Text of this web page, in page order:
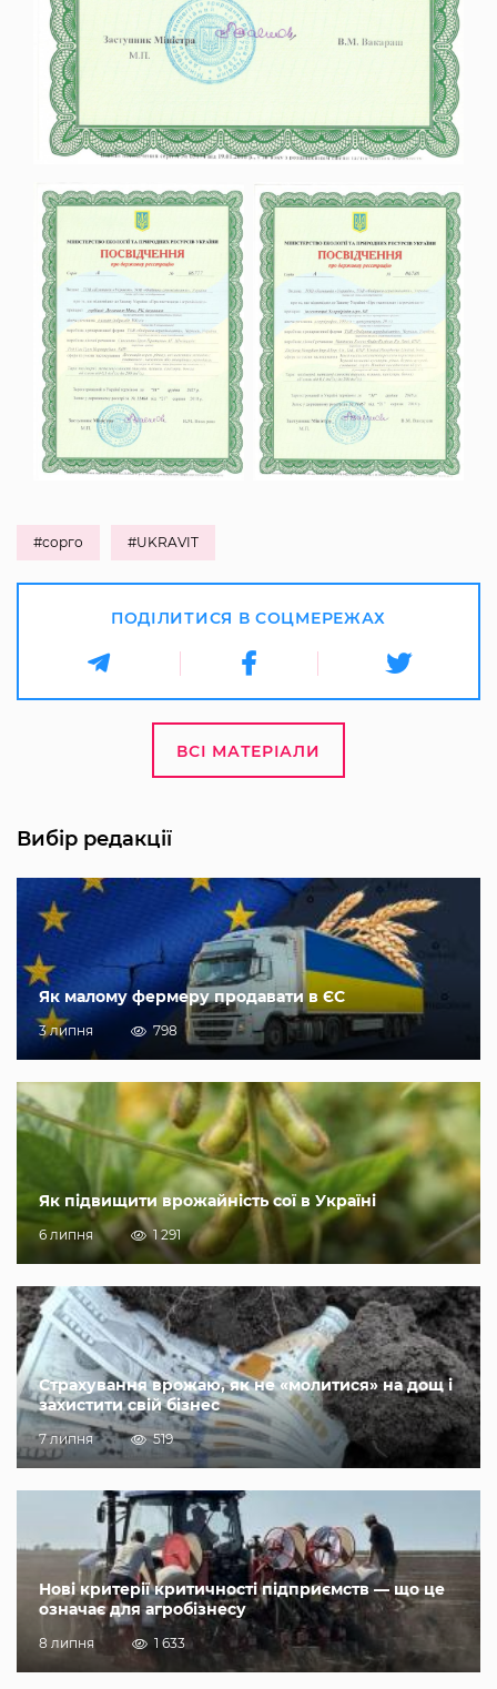
#сорго #UKRAVIT
ПОДІЛИТИСЯ В СОЦМЕРЕЖАХ
ВСІ МАТЕРІАЛИ
Вибір редакції
Як малому фермеру продавати в ЄС
3 липня 798
Як підвищити врожайність сої в Україні
6 липня 1 291
Страхування врожаю, як не «молитися» на дощ і
захистити свій бізнес
7 липня 519
Нові критерії критичності підприємств — що це
означає для агробізнесу
8 липня 1 633